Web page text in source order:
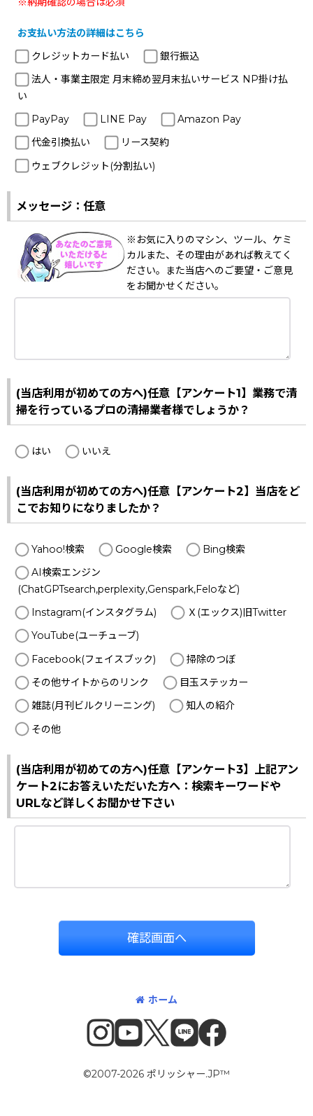
お支払い方法の詳細はこちら
クレジットカード払い
銀行振込
法人・事業主限定 月末締め翌月末払いサービス NP掛け払
い
PayPay
LINE Pay
Amazon Pay
代金引換払い
リース契約
ウェブクレジット(分割払い)
メッセージ：任意
※お気に入りのマシン、ツール、ケミ
カルまた、その理由があれば教えてく
ださい。また当店へのご要望・ご意見
をお聞かせください。
(当店利用が初めての方へ)任意【アンケート1】業務で清
掃を行っているプロの清掃業者様でしょうか？
はい いいえ
(当店利用が初めての方へ)任意【アンケート2】当店をど
こでお知りになりましたか？
Yahoo!検索 Google検索
Bing検索
AI検索エンジン
(ChatGPTsearch,perplexity,Genspark,Feloなど)
Instagram(インスタグラム)
Ｘ(エックス)旧Twitter
YouTube(ユーチューブ)
Facebook(フェイスブック)
掃除のつぼ
その他サイトからのリンク
目玉ステッカー
雑誌(月刊ビルクリーニング)
知人の紹介
その他
(当店利用が初めての方へ)任意【アンケート3】上記アン
ケート2にお答えいただいた方へ：検索キーワードや
URLなど詳しくお聞かせ下さい
確認画面へ
ホーム
©2007-2026 ポリッシャー.JP™